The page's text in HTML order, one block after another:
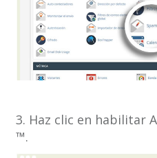
3. Haz clic en habilitar
™.